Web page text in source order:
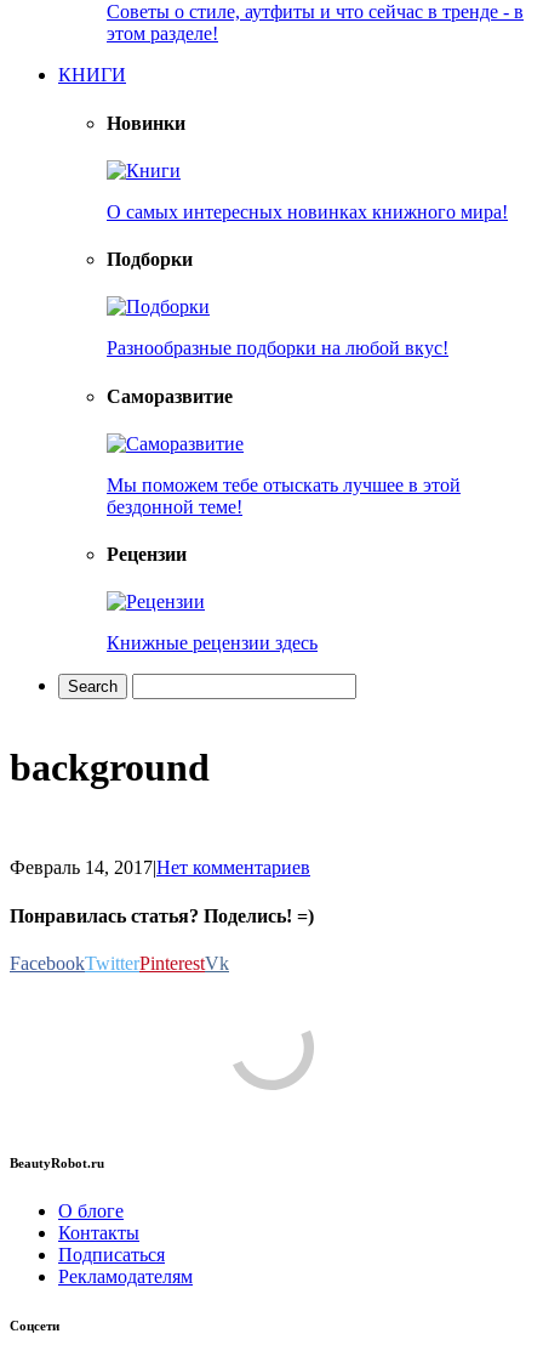
Советы о стиле, аутфиты и что сейчас в тренде - в
этом разделе!
КНИГИ
Новинки
О самых интересных новинках книжного мира!
Подборки
Разнообразные подборки на любой вкус!
Саморазвитие
Мы поможем тебе отыскать лучшее в этой
бездонной теме!
Рецензии
Книжные рецензии здесь
background
Февраль 14, 2017|Нет комментариев
Понравилась статья? Поделись! =)
FacebookTwitterPinterestVk
BeautyRobot.ru
О блоге
Контакты
Подписаться
Рекламодателям
Соцсети